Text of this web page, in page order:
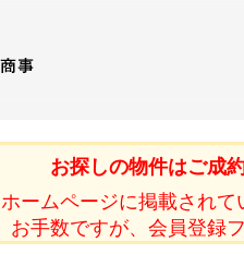
お探しの物件はご成
ホームページに掲載されて
お手数ですが、会員登録